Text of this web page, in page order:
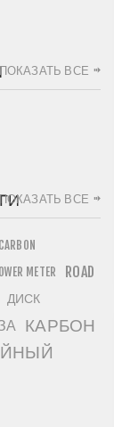
ВСЕ
METER ROAD
ДИСК
КАРБОН
ПОКАЗАТЬ ВСЕ